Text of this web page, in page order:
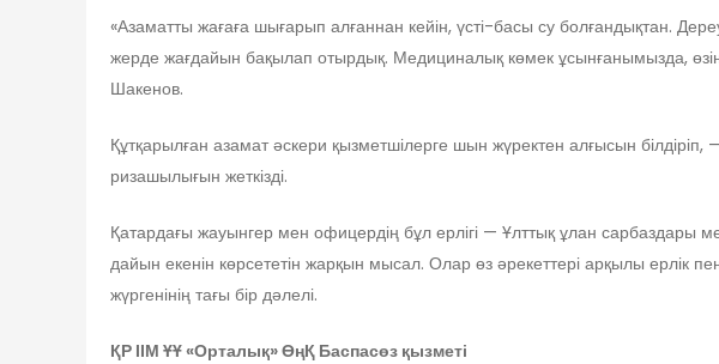
«Азаматты жағаға шығарып алғаннан кейін, үсті-басы су болғандықтан.
жерде жағдайын бақылап отырдық. Медициналық көмек ұсынғанымызда, өзін
Шакенов.
Құтқарылған азамат әскери қызметшілерге шын жүректен алғысын
ризашылығын жеткізді.
Қатардағы жауынгер мен офицердің бұл ерлігі — Ұлттық ұлан сарбаздары
дайын екенін көрсететін жарқын мысал. Олар өз әрекеттері арқылы ерлік
жүргенінің тағы бір дәлелі.
ҚР ІІМ ҰҰ «Орталық» ӨңҚ Баспасөз қызметі